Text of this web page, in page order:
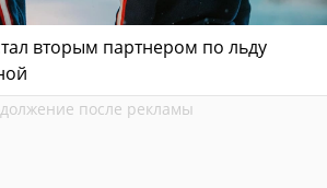
вторым партнером по льду